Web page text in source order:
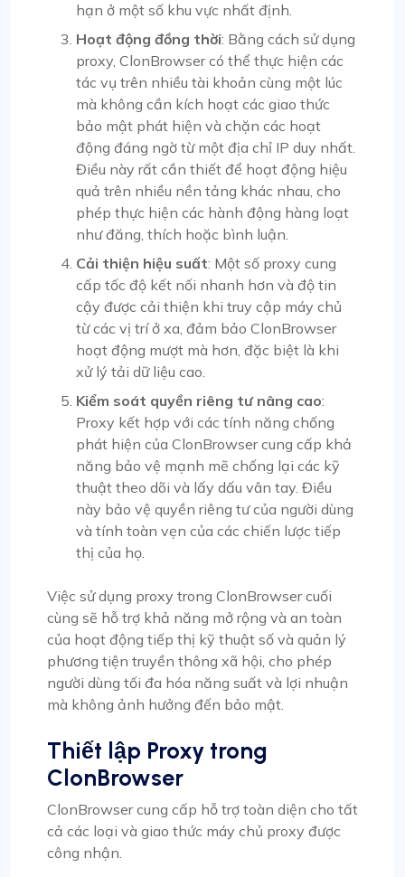
hạn ở một số khu vực nhất định.
Hoạt động đồng thời: Bằng cách sử dụng
proxy, ClonBrowser có thể thực hiện các
tác vụ trên nhiều tài khoản cùng một lúc
mà không cần kích hoạt các giao thức
bảo mật phát hiện và chặn các hoạt
động đáng ngờ từ một địa chỉ IP duy nhất.
Điều này rất cần thiết để hoạt động hiệu
quả trên nhiều nền tảng khác nhau, cho
phép thực hiện các hành động hàng loạt
như đăng, thích hoặc bình luận.
Cải thiện hiệu suất: Một số proxy cung
cấp tốc độ kết nối nhanh hơn và độ tin
cậy được cải thiện khi truy cập máy chủ
từ các vị trí ở xa, đảm bảo ClonBrowser
hoạt động mượt mà hơn, đặc biệt là khi
xử lý tải dữ liệu cao.
Kiểm soát quyền riêng tư nâng cao:
Proxy kết hợp với các tính năng chống
phát hiện của ClonBrowser cung cấp khả
năng bảo vệ mạnh mẽ chống lại các kỹ
thuật theo dõi và lấy dấu vân tay. Điều
này bảo vệ quyền riêng tư của người dùng
và tính toàn vẹn của các chiến lược tiếp
thị của họ.
Việc sử dụng proxy trong ClonBrowser cuối
cùng sẽ hỗ trợ khả năng mở rộng và an toàn
của hoạt động tiếp thị kỹ thuật số và quản lý
phương tiện truyền thông xã hội, cho phép
người dùng tối đa hóa năng suất và lợi nhuận
mà không ảnh hưởng đến bảo mật.
Thiết lập Proxy trong
ClonBrowser
ClonBrowser cung cấp hỗ trợ toàn diện cho tất
cả các loại và giao thức máy chủ proxy được
công nhận.